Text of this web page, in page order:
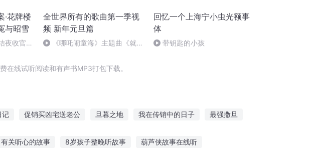
·花牌楼
与昭雪
夜收官，
全世界所有的歌曲第一季视
频 新年元旦篇
《哪吒闹童海》主题曲《就是
回忆一个上海宁小虫光额事
体
带钥匙的小孩
在线试听阅读和有声书MP3打包下载。
记 促销买凶宅送老公 旦暮之地 我在传销中的日子 最强撒旦
有关听心的故事 8岁孩子整晚听故事 葫芦侠故事在线听